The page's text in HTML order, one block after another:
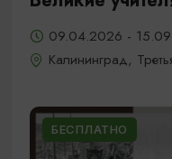
09.04.2026 -
Калининград,
БЕСПЛАТНО